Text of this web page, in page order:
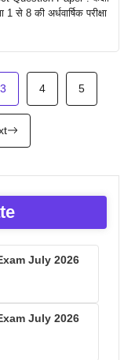
1 से 8 की अर्धवार्षिक परीक्षा
3 4 5
July 2026
July 2026